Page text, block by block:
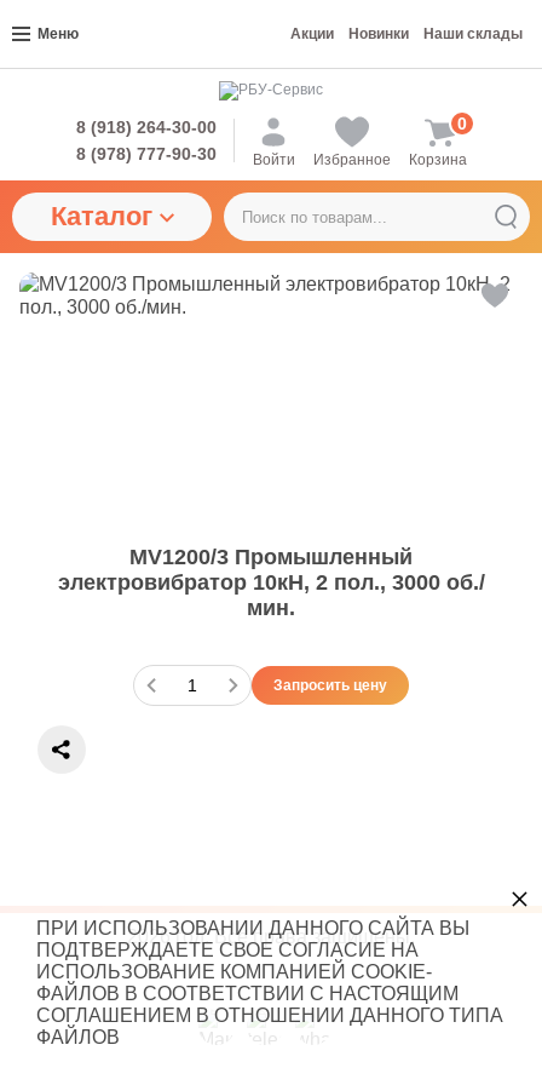
Меню Акции Новинки Наши склады
8 (918) 264-30-00
8 (978) 777-90-30
Войти Избранное Корзина
0
Каталог
MV1200/3 Промышленный
электровибратор 10кН, 2 пол., 3000 об./
мин.
Запросить цену
2026 год. Все права защищены.
ПРИ ИСПОЛЬЗОВАНИИ ДАННОГО САЙТА ВЫ
ПОДТВЕРЖДАЕТЕ СВОЕ СОГЛАСИЕ НА
ИСПОЛЬЗОВАНИЕ КОМПАНИЕЙ COOKIE-
ФАЙЛОВ В СООТВЕТСТВИИ С НАСТОЯЩИМ
СОГЛАШЕНИЕМ В ОТНОШЕНИИ ДАННОГО ТИПА
ФАЙЛОВ
×